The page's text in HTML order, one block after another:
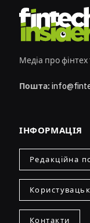
Медіа про фінтех
Пошта:
ІНФОРМАЦІЯ
Редакційна
Контакти